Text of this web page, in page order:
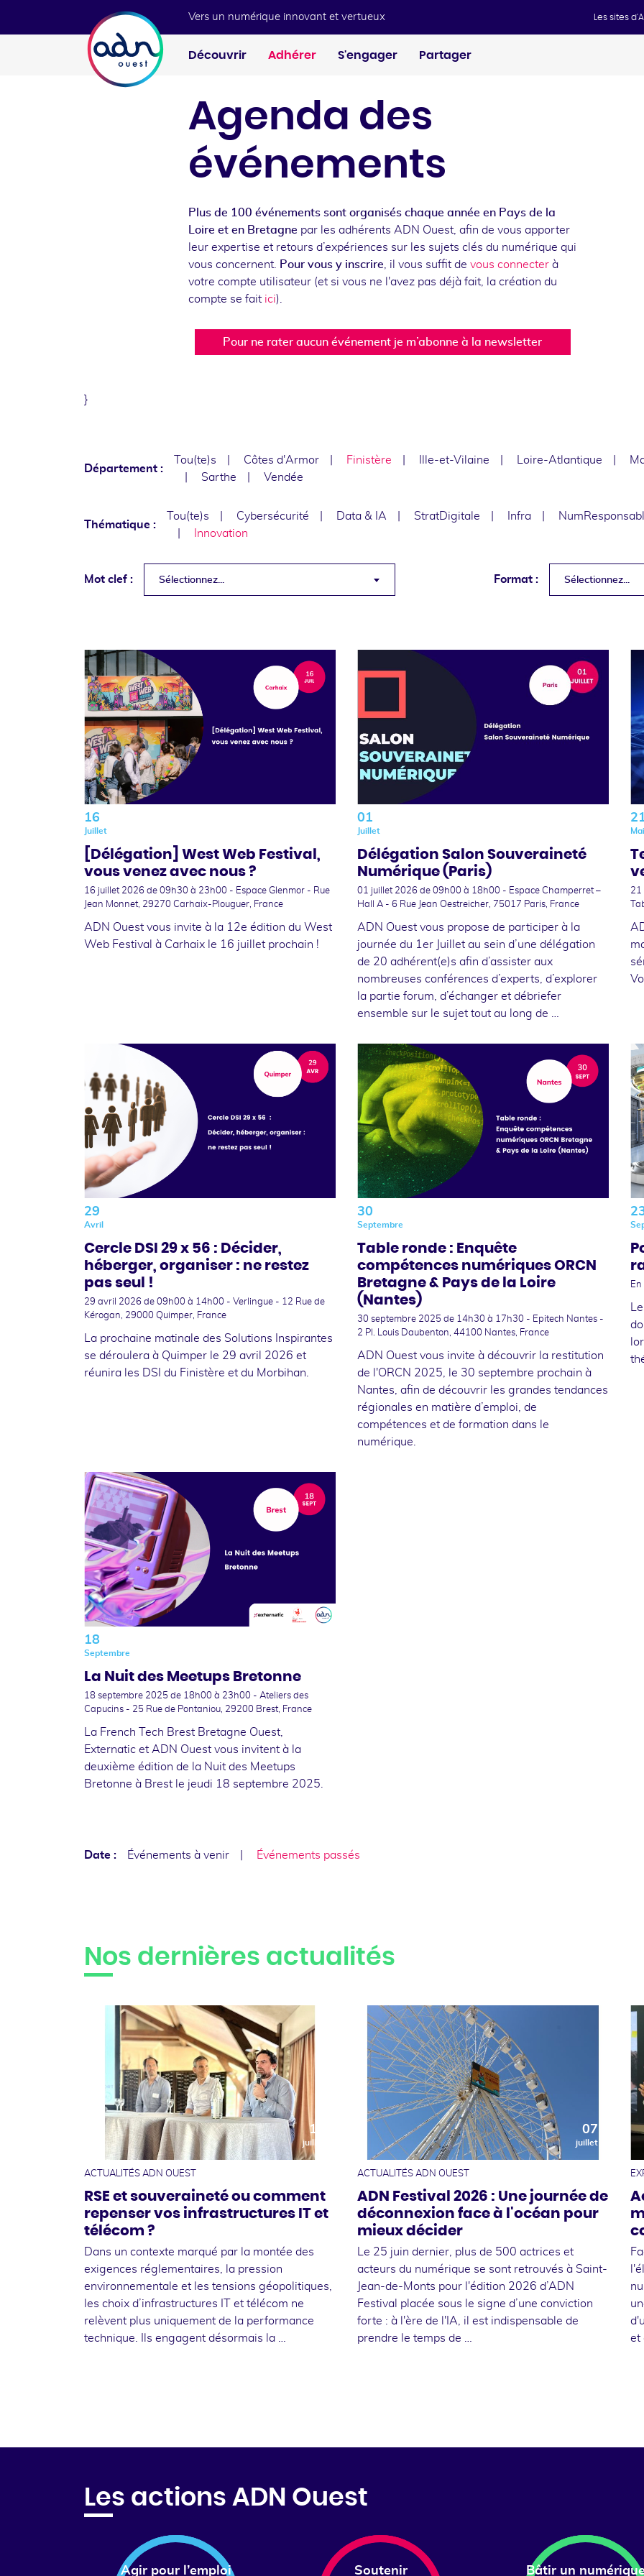
Vers un numérique innovant et vertueux Les sites
Découvrir Adhérer S'engager Partager
Agenda des
événements
Plus de 100 événements sont organisés chaque année en Pays de la
Loire et en Bretagne par les adhérents ADN Ouest, afin de vous apporter
leur expertise et retours d’expériences sur les sujets clés du numérique qui
vous concernent. Pour vous y inscrire, il vous suffit de vous connecter à
votre compte utilisateur (et si vous ne l'avez pas déjà fait, la création du
compte se fait ici).
Pour ne rater aucun événement je m’abonne à la newsletter
}
Département :
Tou(te)s Côtes d'Armor Finistère Ille-et-Vilaine Loire-Atlantique
Sarthe
Vendée
Thématique :
Tou(te)s Cybersécurité Data & IA StratDigitale Infra
Innovation
Mot clef : Sélectionnez... Format : Sélectionnez...
16
Juillet
[Délégation] West Web Festival,
vous venez avec nous ?
16 juillet 2026 de 09h30 à 23h00 - Espace Glenmor - Rue
Jean Monnet, 29270 Carhaix-Plouguer, France
ADN Ouest vous invite à la 12e édition du West
Web Festival à Carhaix le 16 juillet prochain !
01
Juillet
Délégation Salon Souveraineté
Numérique (Paris)
01 juillet 2026 de 09h00 à 18h00 - Espace Champerret –
Hall A - 6 Rue Jean Oestreicher, 75017 Paris, France
ADN Ouest vous propose de participer à la
journée du 1er Juillet au sein d’une délégation
de 20 adhérent(e)s afin d’assister aux
nombreuses conférences d’experts, d’explorer
la partie forum, d’échanger et débriefer
ensemble sur le sujet tout au long de …
Mai
21
29
Avril
Cercle DSI 29 x 56 : Décider,
héberger, organiser : ne restez
pas seul !
29 avril 2026 de 09h00 à 14h00 - Verlingue - 12 Rue de
Kérogan, 29000 Quimper, France
La prochaine matinale des Solutions Inspirantes
se déroulera à Quimper le 29 avril 2026 et
réunira les DSI du Finistère et du Morbihan.
30
Septembre
Table ronde : Enquête
compétences numériques ORCN
Bretagne & Pays de la Loire
(Nantes)
30 septembre 2025 de 14h30 à 17h30 - Epitech Nantes -
2 Pl. Louis Daubenton, 44100 Nantes, France
ADN Ouest vous invite à découvrir la restitution
de l'ORCN 2025, le 30 septembre prochain à
Nantes, afin de découvrir les grandes tendances
régionales en matière d’emploi, de
compétences et de formation dans le
numérique.
18
Septembre
La Nuit des Meetups Bretonne
18 septembre 2025 de 18h00 à 23h00 - Ateliers des
Capucins - 25 Rue de Pontaniou, 29200 Brest, France
La French Tech Brest Bretagne Ouest,
Externatic et ADN Ouest vous invitent à la
deuxième édition de la Nuit des Meetups
Bretonne à Brest le jeudi 18 septembre 2025.
Date : Événements à venir Événements passés
Nos dernières actualités
10
juillet
ACTUALITÉS ADN OUEST
RSE et souveraineté ou comment
repenser vos infrastructures IT et
télécom ?
Dans un contexte marqué par la montée des
exigences réglementaires, la pression
environnementale et les tensions géopolitiques,
les choix d’infrastructures IT et télécom ne
relèvent plus uniquement de la performance
technique. Ils engagent désormais la …
07
juillet
ACTUALITÉS ADN OUEST
ADN Festival 2026 : Une journée de
déconnexion face à l'océan pour
mieux décider
Le 25 juin dernier, plus de 500 actrices et
acteurs du numérique se sont retrouvés à Saint-
Jean-de-Monts pour l'édition 2026 d’ADN
Festival placée sous le signe d’une conviction
forte : à l'ère de l'IA, il est indispensable de
prendre le temps de …
et
Les actions ADN Ouest
Agir pour l’emploi Soutenir Bâtir un